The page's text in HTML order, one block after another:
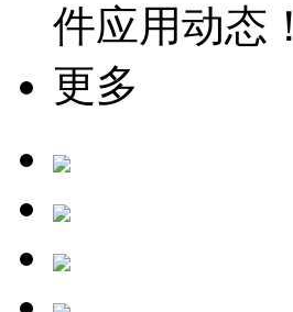
件应用动态！
更多